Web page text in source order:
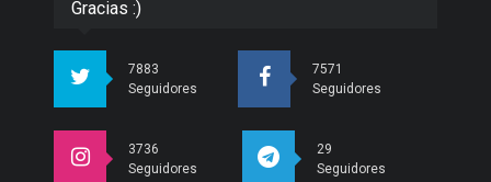
Gracias :)
7883
Seguidores
7571
Seguidores
3736
Seguidores
29
Seguidores